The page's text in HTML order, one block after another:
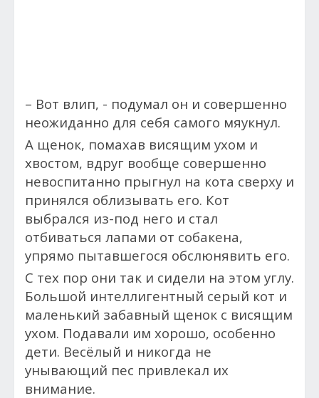
– Вот влип, - подумал он и совершенно
неожиданно для себя самого мяукнул.
А щенок, помахав висящим ухом и
хвостом, вдруг вообще совершенно
невоспитанно прыгнул на кота сверху и
принялся облизывать его. Кот
выбрался из-под него и стал
отбиваться лапами от собакена,
упрямо пытавшегося обслюнявить его.
С тех пор они так и сидели на этом углу.
Большой интеллигентный серый кот и
маленький забавный щенок с висящим
ухом. Подавали им хорошо, особенно
дети. Весёлый и никогда не
унывающий пес привлекал их
внимание.